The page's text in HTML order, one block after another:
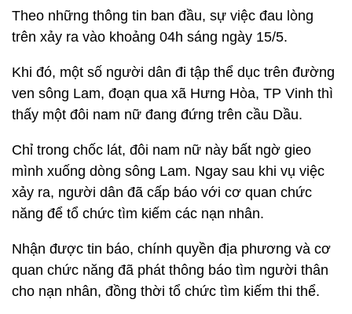
Theo những thông tin ban đầu, sự việc đau lòng
trên xảy ra vào khoảng 04h sáng ngày 15/5.
Khi đó, một số người dân đi tập thể dục trên đường
ven sông Lam, đoạn qua xã Hưng Hòa, TP Vinh thì
thấy một đôi nam nữ đang đứng trên cầu Dầu.
Chỉ trong chốc lát, đôi nam nữ này bất ngờ gieo
mình xuống dòng sông Lam. Ngay sau khi vụ việc
xảy ra, người dân đã cấp báo với cơ quan chức
năng để tổ chức tìm kiếm các nạn nhân.
Nhận được tin báo, chính quyền địa phương và cơ
quan chức năng đã phát thông báo tìm người thân
cho nạn nhân, đồng thời tổ chức tìm kiếm thi thể.